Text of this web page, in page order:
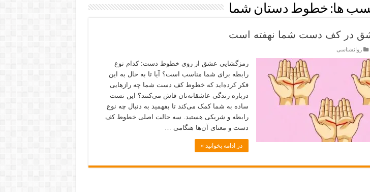
ها: خطوط دستان شما
در کف دست شما نهفته است
روانشناسی
رمزگشایی عشق از روی خطوط دست: کدام نوع
رابطه برای شما مناسب است؟ آیا تا به حال به این
فکر کرده‌اید که خطوط کف دست شما چه رازهایی
درباره زندگی عاشقانه‌تان فاش می‌کنند؟ این تست
ساده به شما کمک می‌کند تا بفهمید به دنبال چه نوع
رابطه و شریکی هستید. سه حالت اصلی خطوط کف
دست و معنای آن‌ها هنگامی …
در ادامه بخوانید »